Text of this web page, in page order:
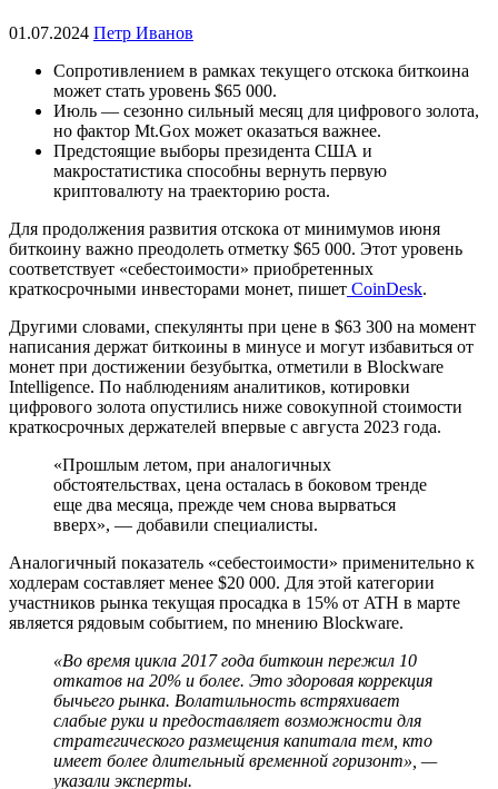
01.07.2024 Петр Иванов
Сопротивлением в рамках текущего отскока биткоина
может стать уровень $65 000.
Июль — сезонно сильный месяц для цифрового золота,
но фактор Mt.Gox может оказаться важнее.
Предстоящие выборы президента США и
макростатистика способны вернуть первую
криптовалюту на траекторию роста.
Для продолжения развития отскока от минимумов июня
биткоину важно преодолеть отметку $65 000. Этот уровень
соответствует «себестоимости» приобретенных
краткосрочными инвесторами монет, пишет CoinDesk.
Другими словами, спекулянты при цене в $63 300 на момент
написания держат биткоины в минусе и могут избавиться от
монет при достижении безубытка, отметили в Blockware
Intelligence. По наблюдениям аналитиков, котировки
цифрового золота опустились ниже совокупной стоимости
краткосрочных держателей впервые с августа 2023 года.
«Прошлым летом, при аналогичных
обстоятельствах, цена осталась в боковом тренде
еще два месяца, прежде чем снова вырваться
вверх», — добавили специалисты.
Аналогичный показатель «себестоимости» применительно к
ходлерам составляет менее $20 000. Для этой категории
участников рынка текущая просадка в 15% от ATH в марте
является рядовым событием, по мнению Blockware.
«Во время цикла 2017 года биткоин пережил 10
откатов на 20% и более. Это здоровая коррекция
бычьего рынка. Волатильность встряхивает
слабые руки и предоставляет возможности для
стратегического размещения капитала тем, кто
имеет более длительный временной горизонт», —
указали эксперты.